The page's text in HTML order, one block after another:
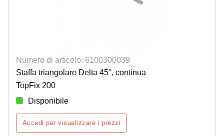
Numero di articolo: 6100300039
Staffa triangolare Delta 45°, continua
TopFix 200
Disponibile
Accedi per visualizzare i prezzi